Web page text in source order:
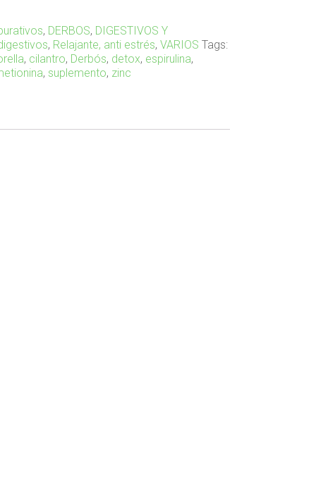
, DERBOS, DIGESTIVOS Y
, Relajante, anti estrés, VARIOS Tags:
, cilantro, Derbós, detox, espirulina,
, suplemento, zinc